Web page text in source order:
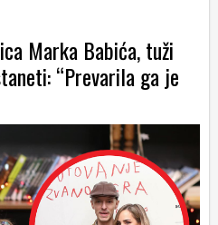
Marka Babića, tuži
“Prevarila ga je